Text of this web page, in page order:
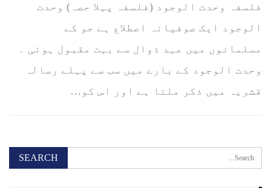
فلسفہ وحدت الوجود (فلسفہ پہلا حصہ) وحدت
الوجود ایک صوفیانہ اصطلاع ہے جو کے
مسلمانوں میں عہد ذوال سے بہت مقبول ہوئی ۔
وحدت الوجود کے بارے میں سب سے پہلے رسالہ
قشریہ میں ذکر ملتا ہے اور اس کو…